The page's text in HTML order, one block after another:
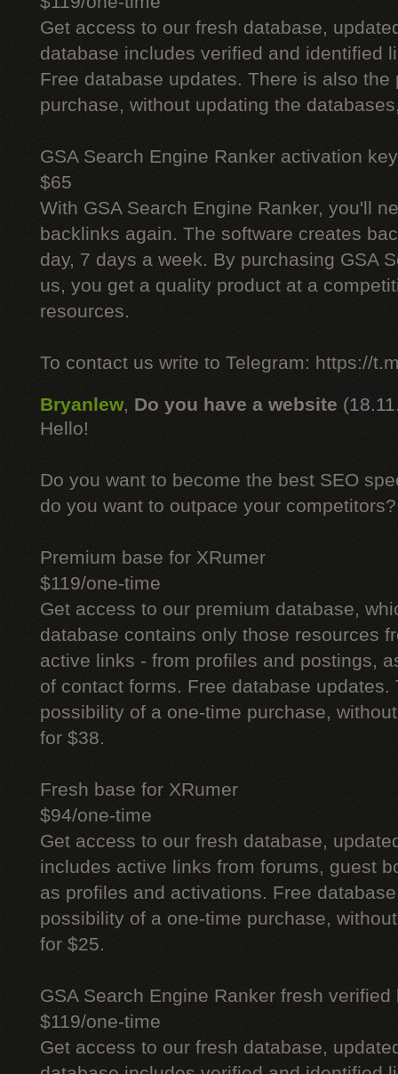
Get access to our fresh database,
database includes verified and identified
Free database updates. There is also
purchase, without updating the
GSA Search Engine Ranker activation key
$65
With GSA Search Engine Ranker, you'll
backlinks again. The software creates
day, 7 days a week. By purchasing GSA
us, you get a quality product at a
resources.
To contact us write to Telegram: https://
Bryanlew, Do you have a website
Hello!
Do you want to become the best SEO
do you want to outpace your competitors?
Premium base for XRumer
$119/one-time
Get access to our premium database,
database contains only those resources
active links - from profiles and postings,
of contact forms. Free database updates.
possibility of a one-time purchase,
for $38.
Fresh base for XRumer
$94/one-time
Get access to our fresh database,
includes active links from forums, guest
as profiles and activations. Free
possibility of a one-time purchase,
for $25.
GSA Search Engine Ranker fresh verified
$119/one-time
Get access to our fresh database,